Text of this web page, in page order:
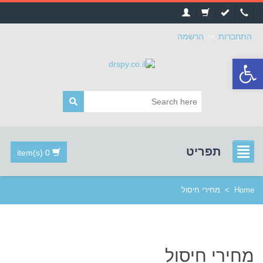
סרגל
נגישות
התחברות הרשמה
תפריט 0 item(s)
Home
> מחירי חיסול
מחירי חיסול